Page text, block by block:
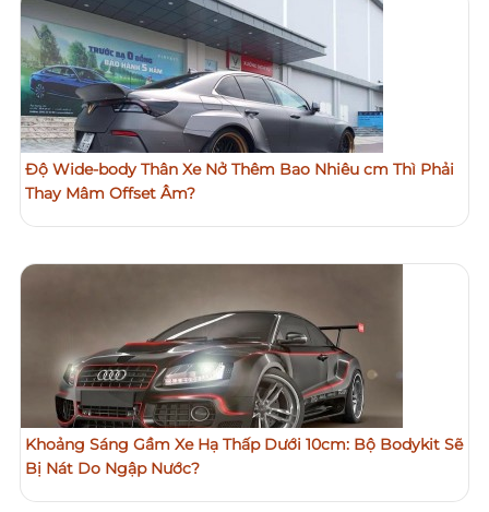
Độ Wide-body Thân Xe Nở Thêm Bao Nhiêu cm Thì Phải
Thay Mâm Offset Âm?
Khoảng Sáng Gầm Xe Hạ Thấp Dưới 10cm: Bộ Bodykit Sẽ
Bị Nát Do Ngập Nước?